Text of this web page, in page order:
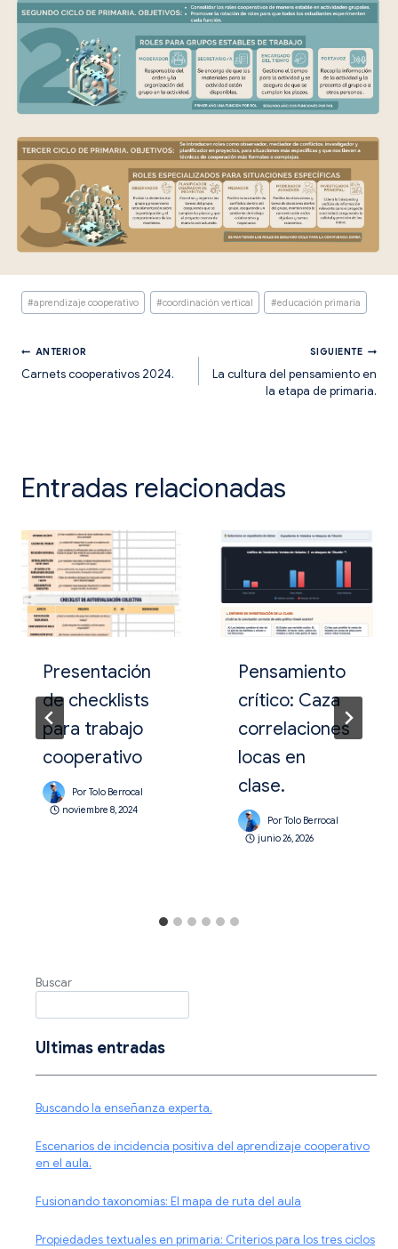
Etiquetas
de
entrada:
#aprendizaje cooperativo #coordinación vertical #educación primaria
Navegación
ANTERIOR
Carnets cooperativos 2024.
SIGUIENTE
La cultura del pensamiento en
la etapa de primaria.
Entradas relacionadas
Presentación
de checklists
para trabajo
cooperativo
Por Tolo Berrocal
noviembre 8, 2024
Pensamiento
crítico: Caza
correlaciones
locas en
clase.
Por Tolo Berrocal
junio 26, 2026
Buscar
Ultimas entradas
Buscando la enseñanza experta.
Escenarios de incidencia positiva del aprendizaje cooperativo
en el aula.
Fusionando taxonomías: El mapa de ruta del aula
Propiedades textuales en primaria: Criterios para los tres ciclos